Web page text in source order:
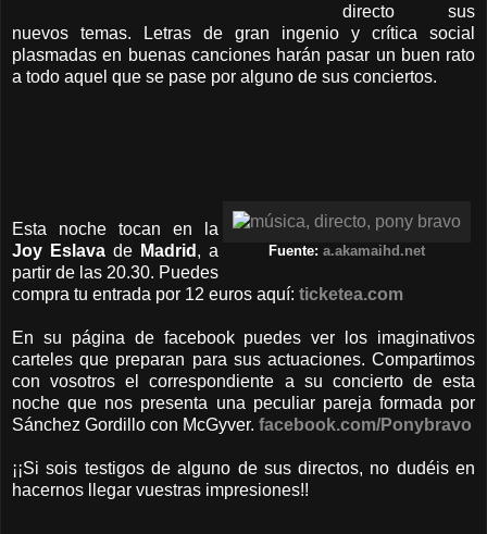
directo sus
nuevos temas. Letras de gran ingenio y crítica social
plasmadas en buenas canciones harán pasar un buen rato
a todo aquel que se pase por alguno de sus conciertos.
Fuente: a.akamaihd.net
Esta noche tocan en la
Joy Eslava de Madrid , a
partir de las 20.30. Puedes
compra tu entrada por 12 euros aquí: ticketea.com
En su página de facebook puedes ver los imaginativos
carteles que preparan para sus actuaciones. Compartimos
con vosotros el correspondiente a su concierto de esta
noche que nos presenta una peculiar pareja formada por
Sánchez Gordillo con McGyver. facebook.com/Ponybravo
¡¡Si sois testigos de alguno de sus directos, no dudéis en
hacernos llegar vuestras impresiones!!